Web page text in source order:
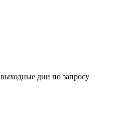
выходные дни по запросу